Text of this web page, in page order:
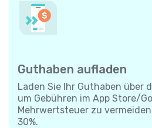
Guthaben aufladen
Laden Sie Ihr Guthaben über
um Gebühren im App Store/
Mehrwertsteuer zu
30%.